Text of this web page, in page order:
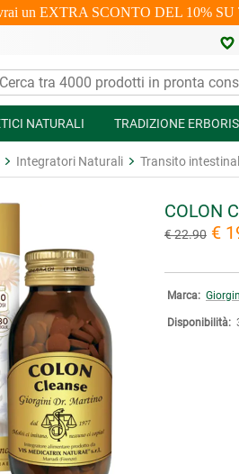
un EXTRA SCONTO DEL 10% SU
NATURALI TRADIZIONE
Integratori Naturali Transito
COLON
€ 22.90 €
Marca:
Disponibilità: